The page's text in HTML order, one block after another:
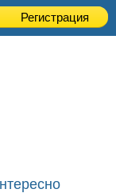
Регистрация